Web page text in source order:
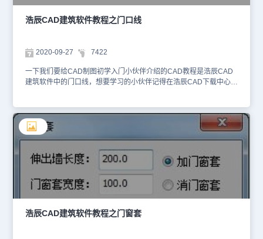
建筑制图中的窗棂展开命令今天就给CAD制图初学入门的小伙伴介绍
到这里了，更多CAD相关内容，像CAD教程、CAD下载、CAD图纸
等都可以在浩辰CAD官网进行查看哦!
浩辰CAD建筑软件教程之门口线
2020-09-27 7422
一下我们要给CAD制图初学入门小伙伴介绍的CAD教程是浩辰CAD
建筑软件中的门口线，想要学习的小伙伴记得在浩辰CAD下载中心安
侧地面标高不同，门口线是门的对象属性之一，因此门口线会自动随
门移动。由于门口线表示的是地面标高的变化，因此在用户拖动门开
启方向夹点后，门口线不会随门扇的方向改变位置。建筑设计→门窗
减门口线的门窗: 以浩辰CAD选择方式选取要加门口线的门选择要加
减门口线的门窗: 回车退出选择请点取门口线所在的一侧<退出>: 一次
选择墙体一侧,回车执行命令 表示门槛时门口两侧都要加门口线，这
时需重复要执行本命令，对已有门口线一侧执行本命令，即可清除本
侧的门口线。也可以门的特性栏中可以增加删除门口线或者调整方
向。以上的CAD教程，就是小编今天使用国产正版浩辰CAD建筑软
件来给CAD制图初学入门小伙伴介绍的门口线功能了，更多CAD下
浩辰CAD建筑软件教程之门窗套